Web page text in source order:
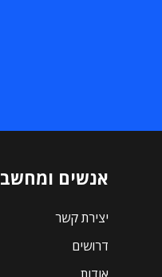
אנשים
יצירת קשר
דרושים